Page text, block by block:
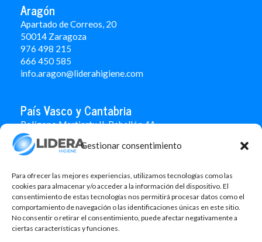
Gestionar consentimiento
Para ofrecer las mejores experiencias, utilizamos tecnologías como las
cookies para almacenar y/o acceder a la información del dispositivo. El
consentimiento de estas tecnologías nos permitirá procesar datos como el
comportamiento de navegación o las identificaciones únicas en este sitio.
No consentir o retirar el consentimiento, puede afectar negativamente a
ciertas características y funciones.
Aragón
Apartado de Correos, 20
50014 Zaragoza
976 498 215
666 450 585
info.aragon@liderahigiene.com
País Vasco y Cantabria
Polígono Martiartu II. Pabellón 4A
48480 Arrigorriaga
Bizkaia
666 451 184
info.paisvasco@liderahigiene.com
Linked In